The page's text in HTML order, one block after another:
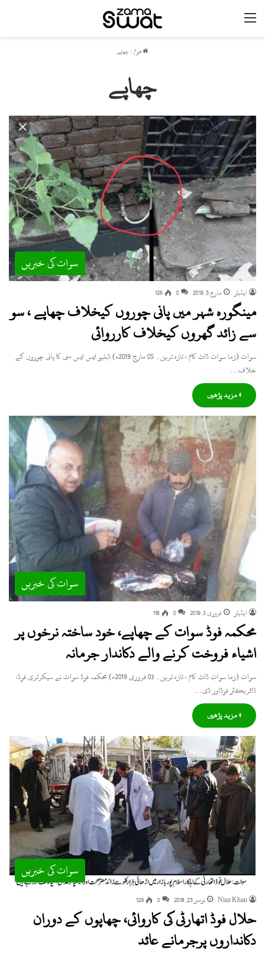
ھوم/چھاپے
چھاپے
سوات کی خبریں
ایڈیٹر مارچ 5, 2019 0
126
مینگورہ شہر میں پانی چوروں کیخلاف چھاپے ، سو
سے زائد گھروں کیخلاف کارروائی
سوات (زما سوات ڈاٹ کام ، تازہ ترین۔ 05 مارچ 2019ء) ڈبلیو ایس ایس سی کا پانی چوروں کے
خلاف…
» مزید پڑھیں
سوات کی خبریں
ایڈیٹر فروری 3, 2019 0
118
محکمہ فوڈ سوات کے چھاپے، خود ساختہ نرخوں پر
اشیاء فروخت کرنے والے دکاندار جرمانہ
سوات (زما سوات ڈاٹ کام ، تازہ ترین۔ 03 فروری 2019ء) محکمہ فوڈ سوات نے سیکرٹری فوڈ،
ڈائریکٹر فوڈاور ڈی…
» مزید پڑھیں
سوات کی خبریں
Niaz Khan نومبر 25, 2018 0
129
حلال فوڈ اتھارٹی کی کاروائی، چھاپوں کے دوران
دکانداروں پرجرمانے عائد